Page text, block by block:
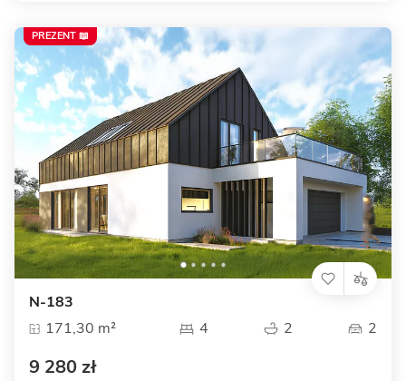
N-183
171,30 m²
4 2 2
9 280 zł
PREZENT 📖